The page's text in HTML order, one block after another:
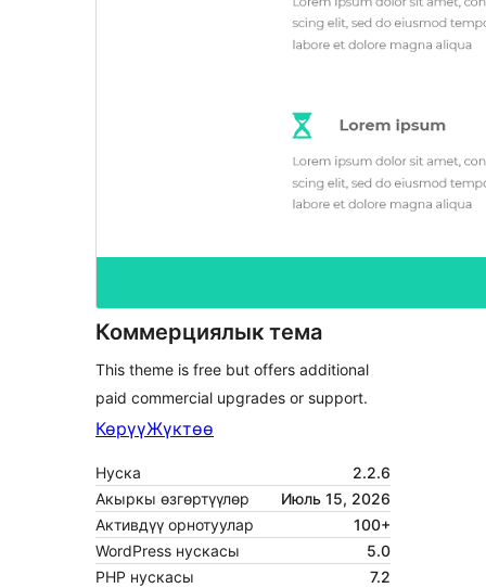
Коммерциялык тема
This theme is free but offers additional
paid commercial upgrades or support.
КөрүүЖүктөө
Нуска
2.2.6
Акыркы өзгөртүүлөр
Июль 15, 2026
Активдүү орнотуулар
100+
WordPress нускасы
5.0
PHP нускасы
7.2